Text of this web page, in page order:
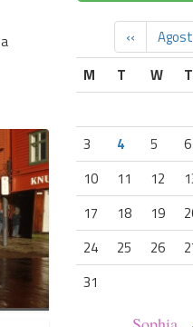
‹‹
M
T W T
3
4 5 6
10
11 12
17
18 19
24
25 26
31